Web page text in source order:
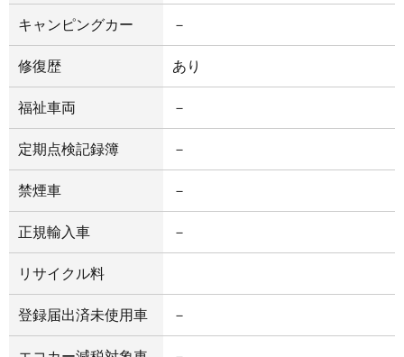
キャンピングカー －
修復歴 あり
福祉車両 －
定期点検記録簿 －
禁煙車 －
正規輸入車 －
リサイクル料
登録届出済未使用車 －